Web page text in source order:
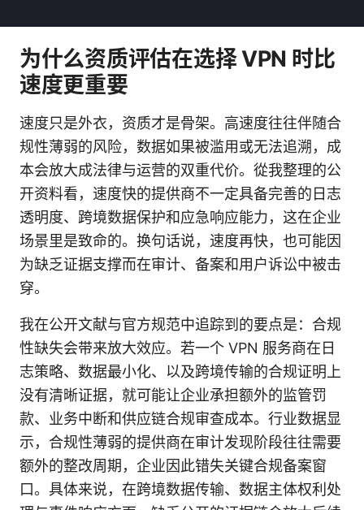
为什么资质评估在选择 VPN 时比
速度更重要
速度只是外衣，资质才是骨架。高速度往往伴随合
规性薄弱的风险，数据如果被滥用或无法追溯，成
本会放大成法律与运营的双重代价。從我整理的公
开资料看，速度快的提供商不一定具备完善的日志
透明度、跨境数据保护和应急响应能力，这在企业
场景里是致命的。换句话说，速度再快，也可能因
为缺乏证据支撑而在审计、备案和用户诉讼中被击
穿。
我在公开文献与官方规范中追踪到的要点是：合规
性缺失会带来放大效应。若一个 VPN 服务商在日
志策略、数据最小化、以及跨境传输的合规证明上
没有清晰证据，就可能让企业承担额外的监管罚
款、业务中断和供应链合规审查成本。行业数据显
示，合规性薄弱的提供商在审计发现阶段往往需要
额外的整改周期，企业因此错失关键合规备案窗
口。具体来说，在跨境数据传输、数据主体权利处